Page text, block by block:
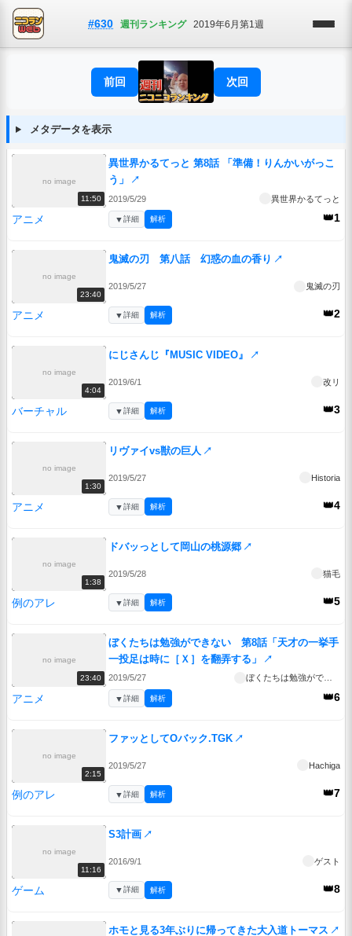
#630 週刊ランキング 2019年6月第1週
前回 次回
メタデータを表示
no image
11:50
異世界かるてっと 第8話 「準備！りんかいがっこ
う」
↗
2019/5/29 異世界かるてっと
アニメ 👑1
▼詳細 解析
no image
23:40
鬼滅の刃 第八話 幻惑の血の香り ↗
2019/5/27 鬼滅の刃
アニメ 👑2
▼詳細 解析
no image
4:04
にじさんじ『MUSIC VIDEO』 ↗
2019/6/1 改リ
バーチャル 👑3
▼詳細 解析
no image
1:30
リヴァイvs獣の巨人 ↗
2019/5/27 Historia
アニメ 👑4
▼詳細 解析
no image
1:38
ドバッっとして岡山の桃源郷 ↗
2019/5/28 猫毛
例のアレ 👑5
▼詳細 解析
no image
23:40
ぼくたちは勉強ができない 第8話「天才の一挙手
一投足は時に［Ｘ］を翻弄する」
↗
2019/5/27
アニメ 👑6
▼詳細 解析
no image
2:15
ファッとしてOバック.TGK ↗
2019/5/27 Hachiga
例のアレ 👑7
▼詳細 解析
no image
11:16
S3計画 ↗
2016/9/1 ゲスト
ゲーム 👑8
▼詳細 解析
ホモと見る3年ぶりに帰ってきた大入道トーマス ↗